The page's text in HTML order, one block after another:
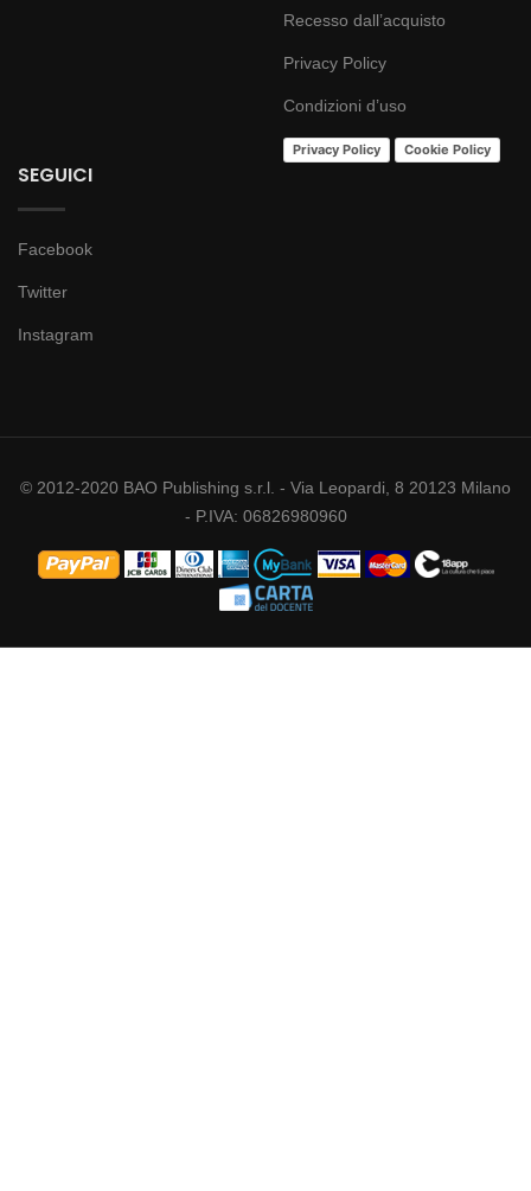
Recesso dall’acquisto
Privacy Policy
Condizioni d’uso
Privacy Policy Cookie Policy
SEGUICI
Facebook
Twitter
Instagram
© 2012-2020 BAO Publishing s.r.l. - Via Leopardi, 8 20123 Milano
- P.IVA: 06826980960